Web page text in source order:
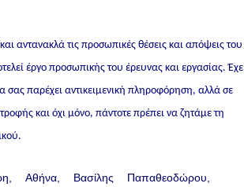
αντανακλά τις προσωπικές θέσεις και απόψεις του
έργο προσωπικής του έρευνας και εργασίας.
σας παρέχει αντικειμενική πληροφόρηση, αλλά σε
και όχι μόνο, πάντοτε πρέπει να ζητάμε τη
Αθήνα
Βασίλης Παπαθεοδώρου